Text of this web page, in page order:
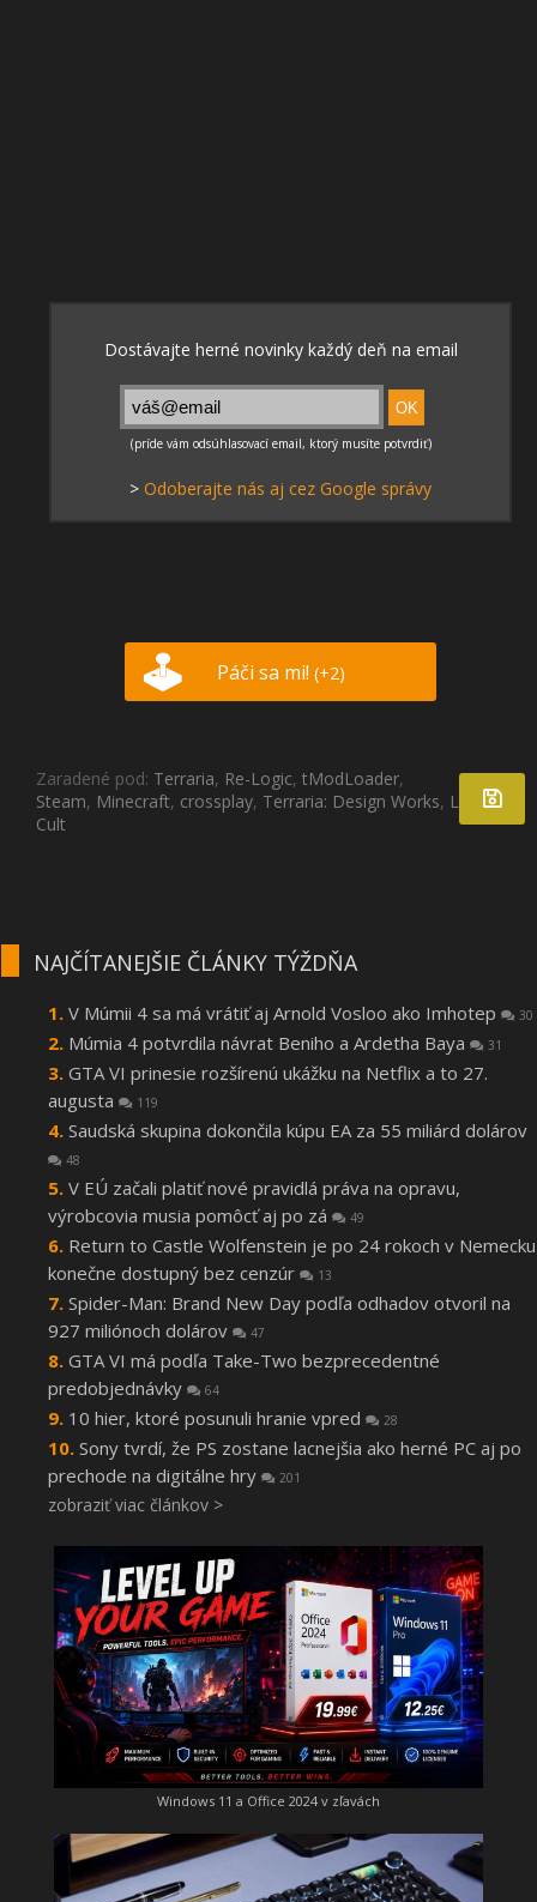
> Odoberajte nás aj cez Google správy
Páči sa mi! (+2)
Zaradené pod: Terraria, Re-Logic, tModLoader,
Steam, Minecraft, crossplay, Terraria: Design Works, Lost in
Cult
NAJČÍTANEJŠIE ČLÁNKY TÝŽDŇA
V Múmii 4 sa má vrátiť aj Arnold Vosloo ako Imhotep 30
Múmia 4 potvrdila návrat Beniho a Ardetha Baya 31
GTA VI prinesie rozšírenú ukážku na Netflix a to 27.
augusta
119
Saudská skupina dokončila kúpu EA za 55 miliárd dolárov
48
V EÚ začali platiť nové pravidlá práva na opravu,
výrobcovia musia pomôcť aj po zá
49
Return to Castle Wolfenstein je po 24 rokoch v Nemecku
konečne dostupný bez cenzúr
13
Spider-Man: Brand New Day podľa odhadov otvoril na
927 miliónoch dolárov
47
GTA VI má podľa Take-Two bezprecedentné
predobjednávky
64
10 hier, ktoré posunuli hranie vpred 28
Sony tvrdí, že PS zostane lacnejšia ako herné PC aj po
prechode na digitálne hry
201
zobraziť viac článkov >
Windows 11 a Office 2024 v zľavách